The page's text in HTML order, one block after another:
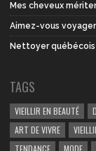
Mes cheveux
Aimez-vous
Nettoyer
TAGS
VIEILLIR EN BEAUTÉ
ART DE VIVRE